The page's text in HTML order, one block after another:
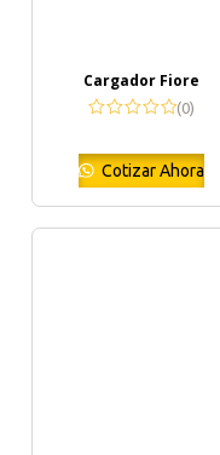
Cargador Fiore
(0)
Cotizar Ahora